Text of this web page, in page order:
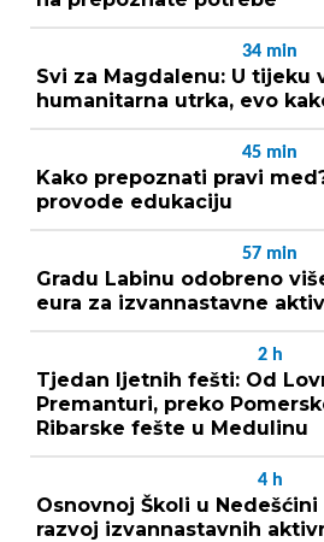
34 min
Svi za Magdalenu: U tijeku
humanitarna utrka, evo
45 min
Kako prepoznati pravi
provode edukaciju
57 min
Gradu Labinu odobreno
eura za izvannastavne
2 h
Tjedan ljetnih fešti: Od
Premanturi, preko
Ribarske fešte u Medulinu
4 h
Osnovnoj Školi u Nedešćini
razvoj izvannastavnih